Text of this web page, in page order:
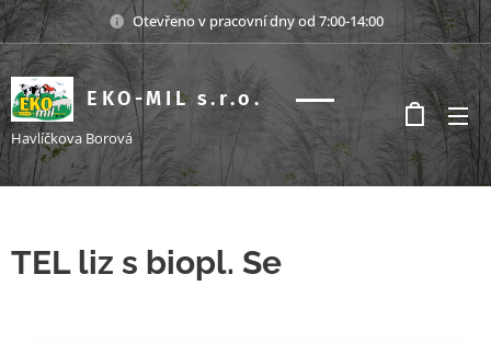
Otevřeno v pracovní dny od 7:00-14:00
EKO-MIL s.r.o.
s.r.o.
Havlíčkova Borová
TEL liz s biopl. Se